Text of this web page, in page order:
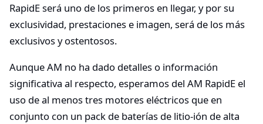
RapidE será uno de los primeros en llegar, y por su
exclusividad, prestaciones e imagen, será de los más
exclusivos y ostentosos.
Aunque AM no ha dado detalles o información
significativa al respecto, esperamos del AM RapidE el
uso de al menos tres motores eléctricos que en
conjunto con un pack de baterías de litio-ión de alta